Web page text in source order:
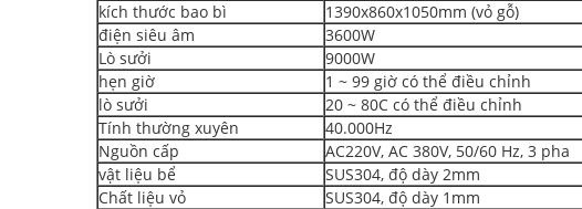
kích thước bao bì
1390x860x1050mm (vỏ gỗ)
điện siêu âm
3600W
Lò sưởi
9000W
hẹn giờ
1 ~ 99 giờ có thể điều chỉnh
lò sưởi
20 ~ 80C có thể điều chỉnh
Tính thường xuyên
40.000Hz
Nguồn cấp
AC220V, AC 380V, 50/60 Hz, 3 pha
vật liệu bể
SUS304, độ dày 2mm
Chất liệu vỏ
SUS304, độ dày 1mm